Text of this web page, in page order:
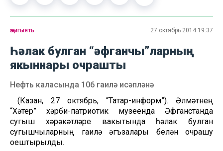
җәмгыять 27 октябрь 2014 19:37
Һәлак булган “әфганчы”ларның
якыннары очрашты
Нефть каласында 106 гаилә исәпләнә
(Казан, 27 октябрь, “Татар-информ”). Әлмәтнең
“Хәтер” хәрби-патриотик музеенда Әфганстанда
сугыш хәрәкәтләре вакытында һәлак булган
сугышчыларның гаилә әгъзалары белән очрашу
оештырылды.